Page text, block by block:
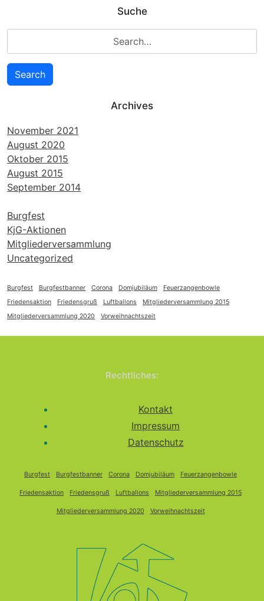
Suche
Search
Archives
November 2021
August 2020
Oktober 2015
August 2015
September 2014
Burgfest
KjG-Aktionen
Mitgliederversammlung
Uncategorized
Burgfest Burgfestbanner Corona Domjubiläum
Feuerzangenbowle
Friedensaktion
Friedensgruß Luftballons
Mitgliederversammlung 2015
Mitgliederversammlung 2020
Vorweihnachtszeit
Rechtliches:
Kontakt
Impressum
Datenschutz
Burgfest Burgfestbanner Corona Domjubiläum Feuerzangenbowle
Friedensaktion Friedensgruß Luftballons Mitgliederversammlung 2015
Mitgliederversammlung 2020 Vorweihnachtszeit